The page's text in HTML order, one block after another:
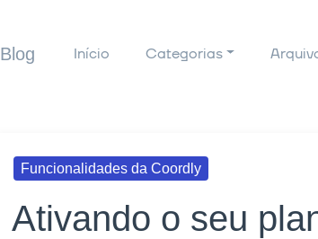
Blog Início Categorias
Funcionalidades da Coordly
Ativando o seu